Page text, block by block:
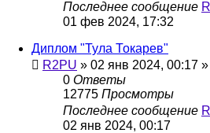
Последнее сообщение
01 фев 2024, 17:32
Диплом "Тула Токарев"
R2PU » 02 янв 2024, 00:17
0 Ответы
12775 Просмотры
Последнее сообщение
02 янв 2024, 00:17